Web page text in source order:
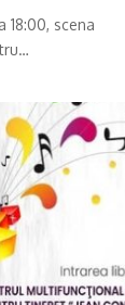
18:00, scena
…